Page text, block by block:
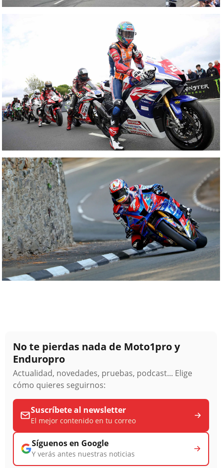
No te pierdas nada de Moto1pro y
Enduropro
Actualidad, novedades, pruebas, podcast... Elige
cómo quieres seguirnos:
Suscríbete al newsletter
El mejor contenido en tu correo
Síguenos en Google
Y verás antes nuestras noticias